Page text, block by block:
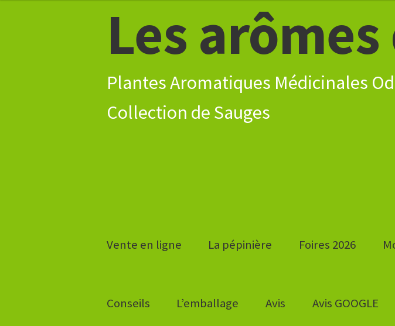
navigation
contenu
Les
Plantes Aromatiques Médicinales
Vente en ligne La pépinière Foires 2026
Conseils L’emballage Avis Avis GOOGLE